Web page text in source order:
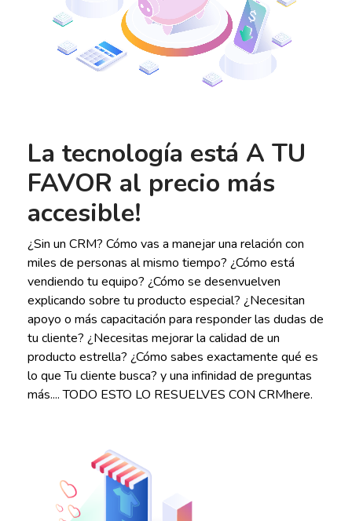
La tecnología está A TU
FAVOR al precio más
accesible!
¿Sin un CRM? Cómo vas a manejar una relación con
miles de personas al mismo tiempo? ¿Cómo está
vendiendo tu equipo? ¿Cómo se desenvuelven
explicando sobre tu producto especial? ¿Necesitan
apoyo o más capacitación para responder las dudas de
tu cliente? ¿Necesitas mejorar la calidad de un
producto estrella? ¿Cómo sabes exactamente qué es
lo que Tu cliente busca? y una infinidad de preguntas
más.... TODO ESTO LO RESUELVES CON CRMhere.